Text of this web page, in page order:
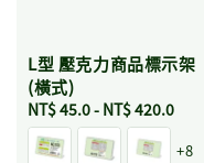
L型 壓克力商品標示架
(橫式)
Regular
price
NT$ 45.0- NT$ 420.0
+8